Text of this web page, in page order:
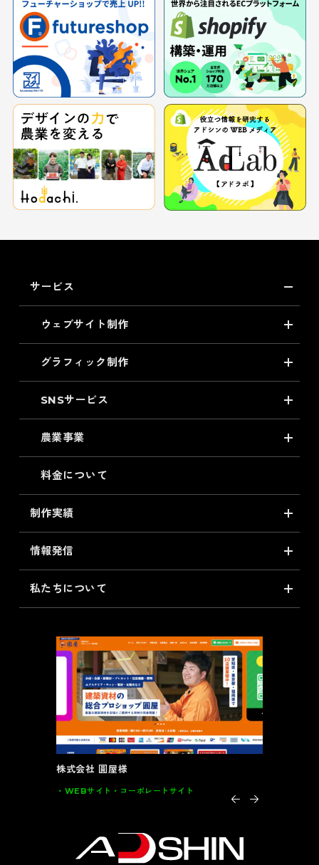
サービス
ウェブサイト制作
グラフィック制作
SNSサービス
農業事業
料金について
制作実績
情報発信
私たちについて
大川全家具様
グラフィック DM･カード類･POP 家具